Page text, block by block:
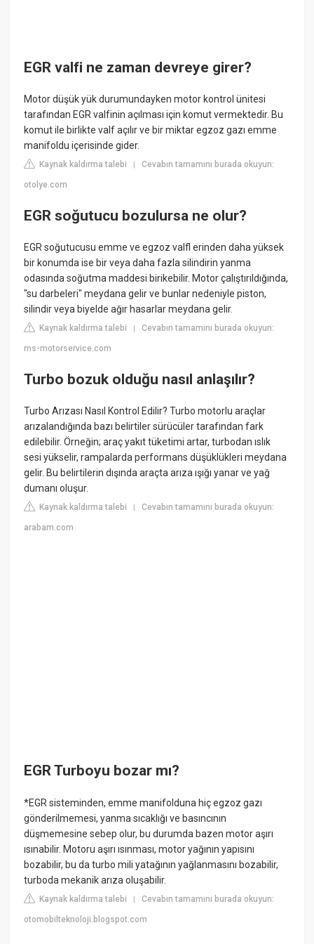
EGR valfi ne zaman devreye girer?
Motor düşük yük durumundayken motor kontrol ünitesi
tarafından EGR valfinin açılması için komut vermektedir. Bu
komut ile birlikte valf açılır ve bir miktar egzoz gazı emme
manifoldu içerisinde gider.
Kaynak kaldırma talebi |Cevabın tamamını burada okuyun:
otolye.com
EGR soğutucu bozulursa ne olur?
EGR soğutucusu emme ve egzoz valfl erinden daha yüksek
bir konumda ise bir veya daha fazla silindirin yanma
odasında soğutma maddesi birikebilir. Motor çalıştırıldığında,
"su darbeleri" meydana gelir ve bunlar nedeniyle piston,
silindir veya biyelde ağır hasarlar meydana gelir.
Kaynak kaldırma talebi |Cevabın tamamını burada okuyun:
ms-motorservice.com
Turbo bozuk olduğu nasıl anlaşılır?
Turbo Arızası Nasıl Kontrol Edilir? Turbo motorlu araçlar
arızalandığında bazı belirtiler sürücüler tarafından fark
edilebilir. Örneğin; araç yakıt tüketimi artar, turbodan ıslık
sesi yükselir, rampalarda performans düşüklükleri meydana
gelir. Bu belirtilerin dışında araçta arıza ışığı yanar ve yağ
dumanı oluşur.
Kaynak kaldırma talebi |Cevabın tamamını burada okuyun:
arabam.com
EGR Turboyu bozar mı?
*EGR sisteminden, emme manifolduna hiç egzoz gazı
gönderilmemesi, yanma sıcaklığı ve basıncının
düşmemesine sebep olur, bu durumda bazen motor aşırı
ısınabilir. Motoru aşırı ısınması, motor yağının yapısını
bozabilir, bu da turbo mili yatağının yağlanmasını bozabilir,
turboda mekanik arıza oluşabilir.
Kaynak kaldırma talebi |Cevabın tamamını burada okuyun:
otomobilteknoloji.blogspot.com